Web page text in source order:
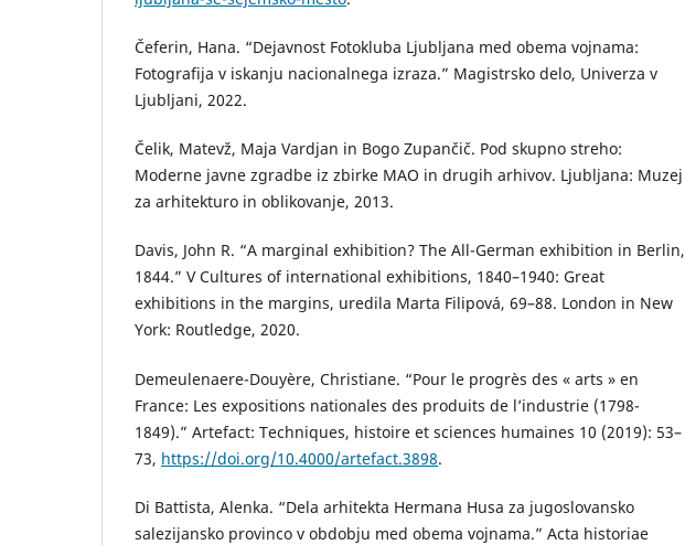
Čeferin, Hana. “Dejavnost Fotokluba Ljubljana med obema vojnama:
Fotografija v iskanju nacionalnega izraza.” Magistrsko delo, Univerza v
Ljubljani, 2022.
Čelik, Matevž, Maja Vardjan in Bogo Zupančič. Pod skupno streho:
Moderne javne zgradbe iz zbirke MAO in drugih arhivov. Ljubljana: Muzej
za arhitekturo in oblikovanje, 2013.
Davis, John R. “A marginal exhibition? The All-German exhibition in Berlin,
1844.” V Cultures of international exhibitions, 1840–1940: Great
exhibitions in the margins, uredila Marta Filipová, 69–88. London in New
York: Routledge, 2020.
Demeulenaere-Douyère, Christiane. “Pour le progrès des « arts » en
France: Les expositions nationales des produits de l’industrie (1798-
1849).” Artefact: Techniques, histoire et sciences humaines 10 (2019): 53–
73, https://doi.org/10.4000/artefact.3898.
Di Battista, Alenka. “Dela arhitekta Hermana Husa za jugoslovansko
salezijansko provinco v obdobju med obema vojnama.” Acta historiae